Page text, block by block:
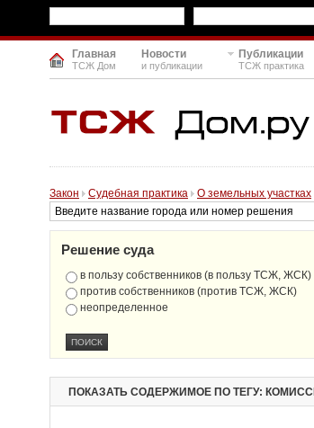
Главная
ТСЖ Дом
Новости
и публикации
Публикации
ТСЖ практика
Закон Судебная практика О земельных участках
Решение суда
в пользу собственников (в пользу ТСЖ, ЖСК)
против собственников (против ТСЖ, ЖСК)
неопределенное
ПОКАЗАТЬ СОДЕРЖИМОЕ ПО ТЕГУ: